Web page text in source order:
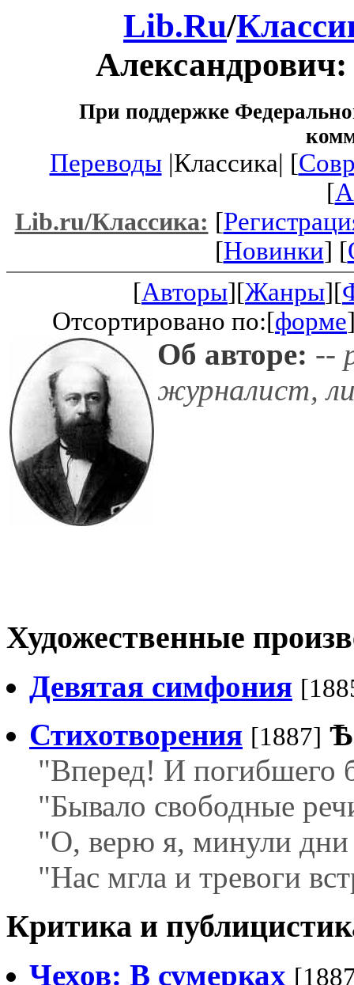
Lib.Ru/
При поддержке
Переводы|Классика| [
[
Lib.ru/Классика: [
[Новинки] [
[Авторы][Жанры][
Отсортировано по:[форме
Об авторе: --
журналист,
Художественные
Девятая симфония
Стихотворения [1887] Ѣ
"Вперед! И погибшего
"Бывало свободные
"О, верю я, минули дни
"Нас мгла и тревоги
Критика и
Чехов: В сумерках